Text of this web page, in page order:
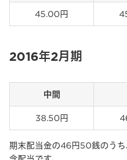
45.00円
2016年2月期
中間
38.50円
期末配当金の46円50銭のう